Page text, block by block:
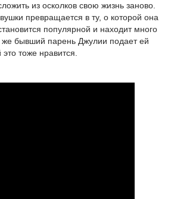
из осколков свою жизнь заново.
превращается в ту, о которой она
популярной и находит много
же бывший парень Джулии подает ей
тоже нравится.